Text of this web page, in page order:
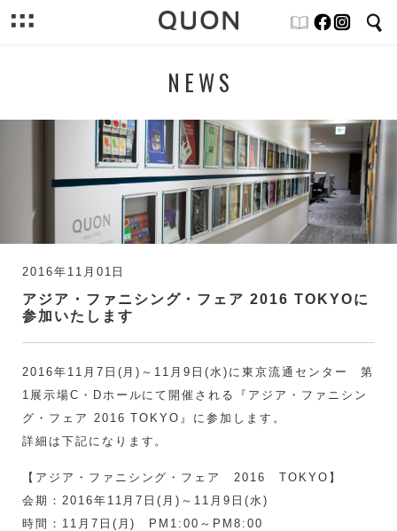
NEWS
2016年11月01日
アジア・ファニシング・フェア 2016 TOKYOに
参加いたします
2016年11月7日(月)～11月9日(水)に東京流通センター 第
1展示場C・Dホールにて開催される『アジア・ファニシン
グ・フェア 2016 TOKYO』に参加します。
詳細は下記になります。
【アジア・ファニシング・フェア 2016 TOKYO】
会期：2016年11月7日(月)～11月9日(水)
時間：11月7日(月) PM1:00～PM8:00